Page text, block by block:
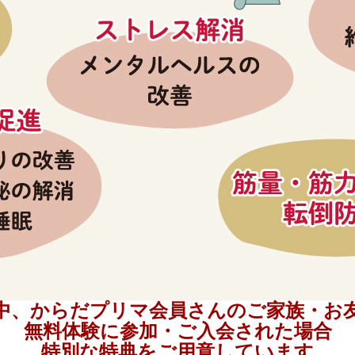
、からだプリマ会員さんのご家族・お
無料体験に参加・ご入会された場合